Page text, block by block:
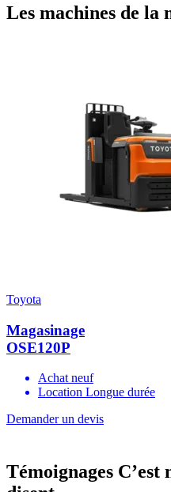
Les machines de la
Toyota
Magasinage
OSE120P
Achat neuf
Location Longue durée
Demander un devis
Témoignages C’est